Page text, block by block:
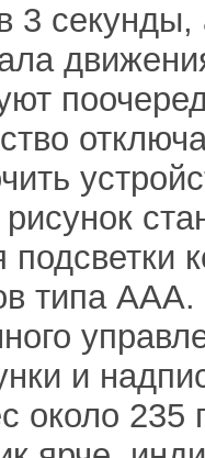
3 секунды,
типа
и
около 235